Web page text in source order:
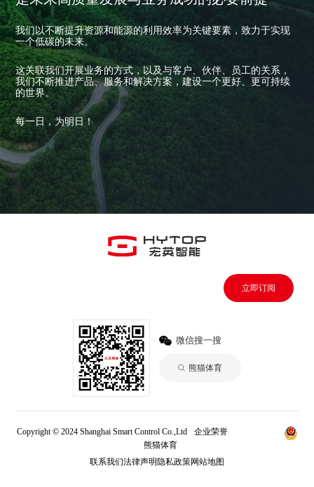
我们以不断提升资源和能源的利用效率为关键要素，致力于实现
一个低碳的未来。
这关联我们开展业务的方式，以及与客户、伙伴、员工的关系，
我们不断推进产品、服务和解决方案，建设一个更好、更可持续
的世界。
每一日，为明日！
立即订阅
微信搜一搜
熊猫体育
Copyright © 2024 Shanghai Smart Control Co.,Ltd 企业荣誉
熊猫体育
联系我们法律声明隐私政策网站地图